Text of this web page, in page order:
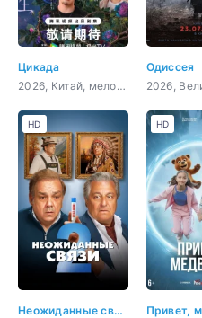
Цикада
2026, Китай, мелодрама
Одиссея
Неожиданные связи 2
HD
Привет,
HD